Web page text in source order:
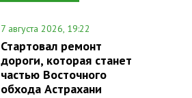
7 августа 2026, 19:22
Стартовал ремонт
дороги, которая станет
частью Восточного
обхода Астрахани